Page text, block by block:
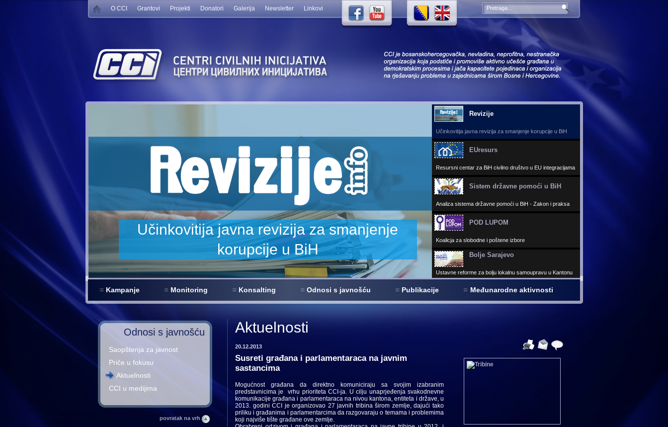
O CCI Grantovi Projekti Donatori Galerija Newsletter Linkovi
Sistem državne pomoći u
Revizije
Učinkovitija javna revizija za smanjenje korupcije u BiH
EUresurs
Resursni centar za BiH civilno društvo u EU integracijama
Sistem državne pomoći u BiH
Analiza sistema državne pomoći u BiH - Zakon i praksa
POD LUPOM
Koalicja za slobodne i poštene izbore
Bolje Sarajevo
Ustavne reforme za bolju lokalnu samoupravu u Kantonu
virtelna građevnia u BiH
Kampanje Monitoring Konsalting Odnosi s javnošću Publikacije Međunarodne aktivnosti
Odnosi s javnošću
Saopštenja za javnost
Priče u fokusu
Aktuelnosti
CCI u medijima
povratak na vrh
Aktuelnosti
20.12.2013
Susreti građana i parlamentaraca na javnim
sastancima
Mogućnost građana da direktno komuniciraju sa svojim izabranim
predstavnicima je vrhu prioriteta CCI-ja. U cilju unaprjeđenja svakodnevne
komunikacije građana i parlamentaraca na nivou kantona, entiteta i države, u
2013. godini CCI je organizovao 27 javnih tribina širom zemlje, dajući tako
priliku i građanima i parlamentarcima da razgovaraju o temama i problemima
koji najviše tište građane ove zemlje.